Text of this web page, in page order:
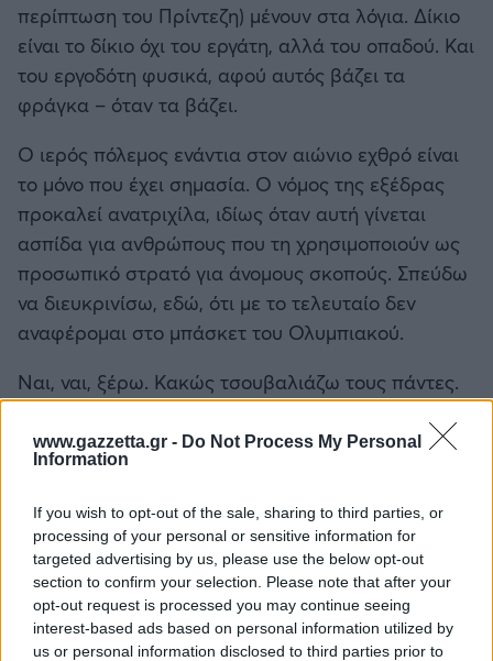
www.gazzetta.gr - Do Not Process My Personal
Information
If you wish to opt-out of the sale, sharing to third parties, or
processing of your personal or sensitive information for
targeted advertising by us, please use the below opt-out
section to confirm your selection. Please note that after your
opt-out request is processed you may continue seeing
interest-based ads based on personal information utilized by
us or personal information disclosed to third parties prior to
περίπτωση του Πρίντεζη) μένουν στα λόγια. Δίκιο
είναι το δίκιο όχι του εργάτη, αλλά του οπαδού. Και
του εργοδότη φυσικά, αφού αυτός βάζει τα
φράγκα – όταν τα βάζει.
Ο ιερός πόλεμος ενάντια στον αιώνιο εχθρό είναι
το μόνο που έχει σημασία. Ο νόμος της εξέδρας
προκαλεί ανατριχίλα, ιδίως όταν αυτή γίνεται
ασπίδα για ανθρώπους που τη χρησιμοποιούν ως
προσωπικό στρατό για άνομους σκοπούς. Σπεύδω
να διευκρινίσω, εδώ, ότι με το τελευταίο δεν
αναφέρομαι στο μπάσκετ του Ολυμπιακού.
Ναι, ναι, ξέρω. Κακώς τσουβαλιάζω τους πάντες.
την προσφορά και την αφοσίωση των αθλητών. Η
φωνή τους δεν ακούγεται το ίδιο δυνατά, αλλά